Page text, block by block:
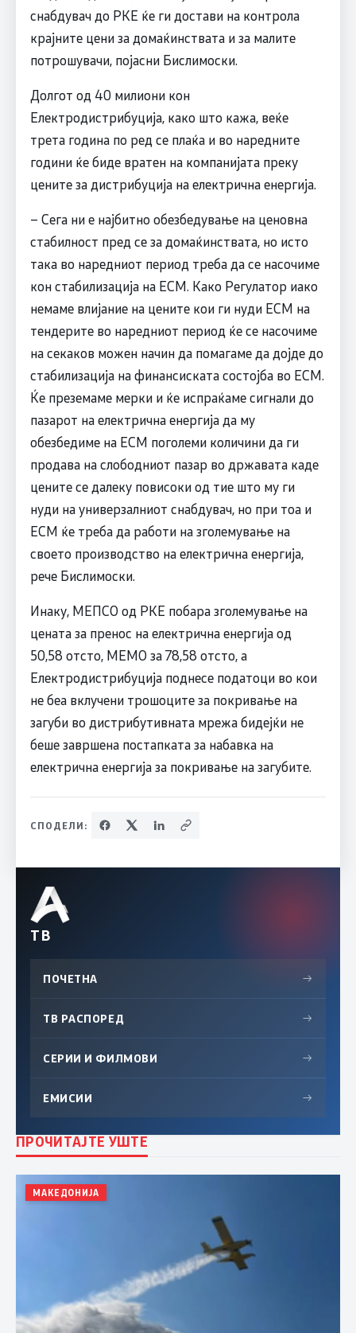
снабдувач до РКЕ ќе ги достави на контрола
крајните цени за домаќинствата и за малите
потрошувачи, појасни Бислимоски.
Долгот од 40 милиони кон
Електродистрибуција, како што кажа, веќе
трета година по ред се плаќа и во наредните
години ќе биде вратен на компанијата преку
цените за дистрибуција на електрична енергија.
– Сега ни е најбитно обезбедување на ценовна
стабилност пред се за домаќинствата, но исто
така во наредниот период треба да се насочиме
кон стабилизација на ЕСМ. Како Регулатор иако
немаме влијание на цените кои ги нуди ЕСМ на
тендерите во наредниот период ќе се насочиме
на секаков можен начин да помагаме да дојде до
стабилизација на финансиската состојба во ЕСМ.
Ќе преземаме мерки и ќе испраќаме сигнали до
пазарот на електрична енергија да му
обезбедиме на ЕСМ поголеми количини да ги
продава на слободниот пазар во државата каде
цените се далеку повисоки од тие што му ги
нуди на универзалниот снабдувач, но при тоа и
ЕСМ ќе треба да работи на зголемување на
своето производство на електрична енергија,
рече Бислимоски.
Инаку, МЕПСО од РКЕ побара зголемување на
цената за пренос на електрична енергија од
50,58 отсто, МЕМО за 78,58 отсто, а
Електродистрибуција поднесе податоци во кои
не беа вклучени трошоците за покривање на
загуби во дистрибутивната мрежа бидејќи не
беше завршена постапката за набавка на
електрична енергија за покривање на загубите.
СПОДЕЛИ:
ТВ
ПОЧЕТНА →
ТВ РАСПОРЕД →
СЕРИИ И ФИЛМОВИ →
ЕМИСИИ →
ПРОЧИТАЈТЕ УШТЕ
МАКЕДОНИЈА